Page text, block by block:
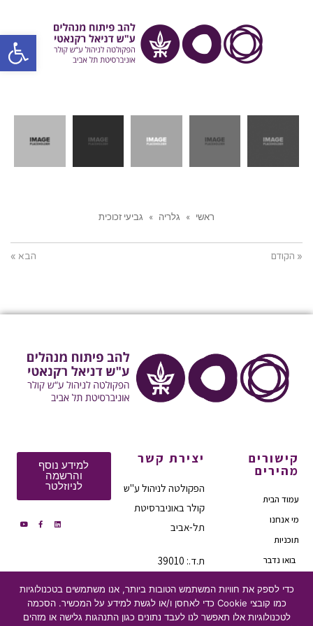
פתח
ראשי » גלריה » גביעי זכוכית
« הקודם הבא »
קישורים
מהירים
עמוד הבית
מי אנחנו
תוכניות
בואו נדבר
מדיניות פרטיות
יצירת קשר
הפקולטה לניהול ע"ש
קולר באוניברסיטת
תל-אביב
ת.ד.: 39010
טלפון:03-6406626
דוא"ל:
למידע נוסף
והרשמה
לניוזלטר
כדי לספק את חוויות המשתמש הטובות ביותר, אנו משתמשים בטכנולוגיות
כמו קובצי Cookie כדי לאחסן ו/או לגשת למידע על המכשיר. הסכמה
לטכנולוגיות אלו תאפשר לנו לעבד נתונים כגון התנהגות גלישה או מזהים